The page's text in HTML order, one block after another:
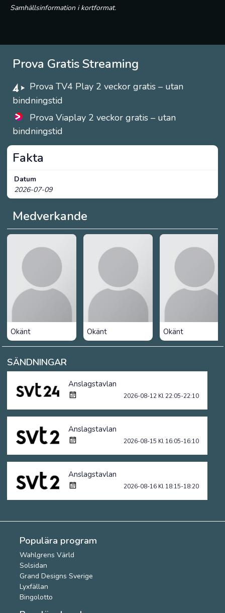
Samhällsinformation i kortformat.
Prova Gratis Streaming
Prova TV4 Play 2 veckor gratis – utan
bindningstid
Prova Viaplay 2 veckor gratis – utan
bindningstid
Medverkande
Okänt Okänt Okänt
Fakta
Datum
2026-07-09
SÄNDNINGAR
Anslagstavlan
2026-08-12 Kl 22:05-22:10
Anslagstavlan
2026-08-15 Kl 16:05-16:10
Anslagstavlan
2026-08-16 Kl 18:15-18:20
Populära program
Wahlgrens Värld
Solsidan
Grand Designs Sverige
Lyxfällan
Bingolotto